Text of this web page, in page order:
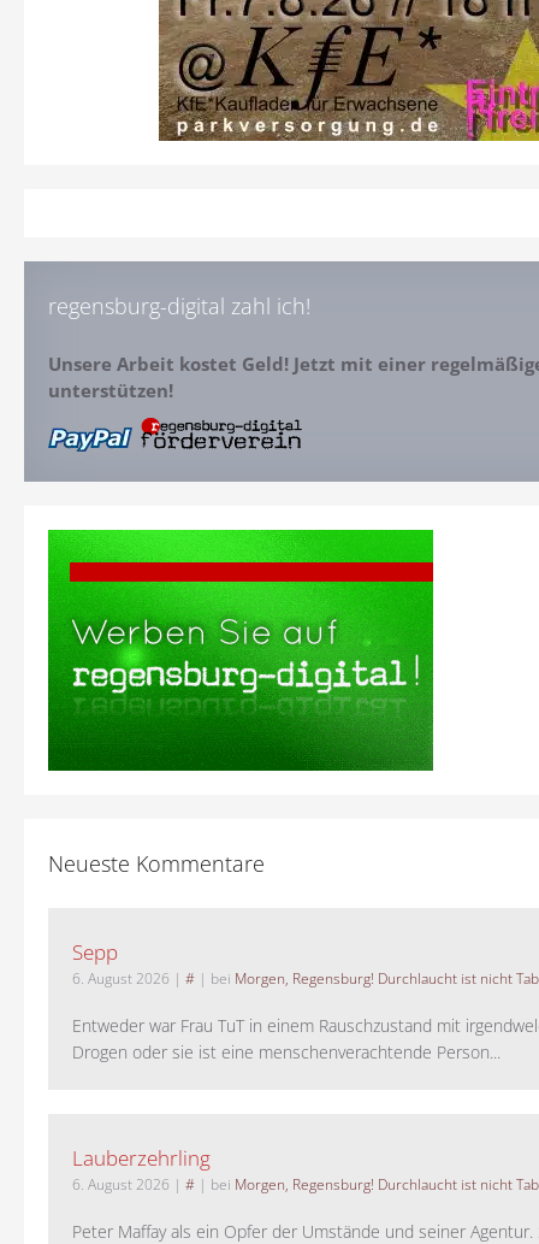
regensburg-digital zahl ich!
Unsere Arbeit kostet Geld! Jetzt mit einer
unterstützen!
Neueste Kommentare
Sepp
6. August 2026 | # | bei Morgen, Regensburg! Durchlaucht ist nicht
Entweder war Frau TuT in einem Rauschzustand mit
Drogen oder sie ist eine menschenverachtende Person...
Lauberzehrling
6. August 2026 | # | bei Morgen, Regensburg! Durchlaucht ist nicht
Peter Maffay als ein Opfer der Umstände und seiner Agentur.